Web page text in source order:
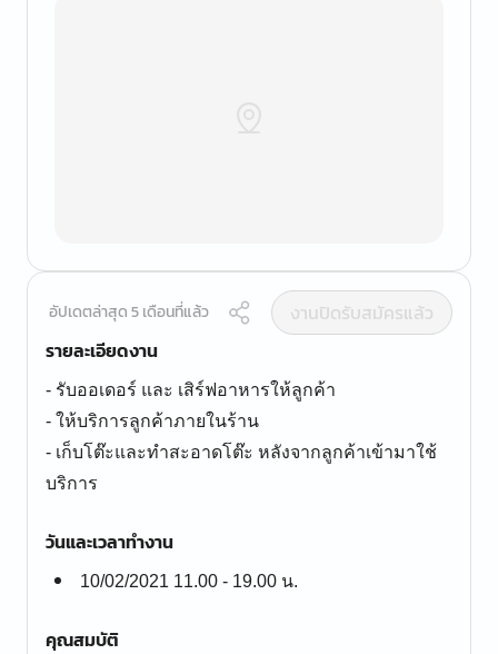
อัปเดตล่าสุด 5 เดือนที่แล้ว
งานปิดรับสมัครแล้ว
รายละเอียดงาน
- รับออเดอร์ และ เสิร์ฟอาหารให้ลูกค้า
- ให้บริการลูกค้าภายในร้าน
- เก็บโต๊ะและทำสะอาดโต๊ะ หลังจากลูกค้าเข้ามาใช้
บริการ
วันและเวลาทำงาน
10/02/2021 11.00 - 19.00 น.
คุณสมบัติ